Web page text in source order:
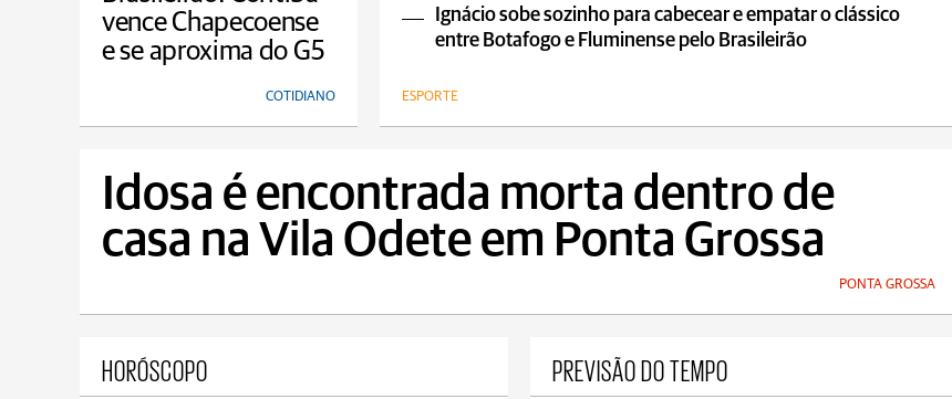
Ignácio sobe sozinho para cabecear e empatar o clássico
entre Botafogo e Fluminense pelo Brasileirão
ESPORTE
vence Chapecoense
e se aproxima do G5
COTIDIANO
Idosa é encontrada morta dentro de
casa na Vila Odete em Ponta Grossa
PONTA GROSSA
HORÓSCOPO PREVISÃO DO TEMPO